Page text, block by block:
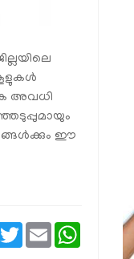
അവധി
ഈ
TwitterEmail